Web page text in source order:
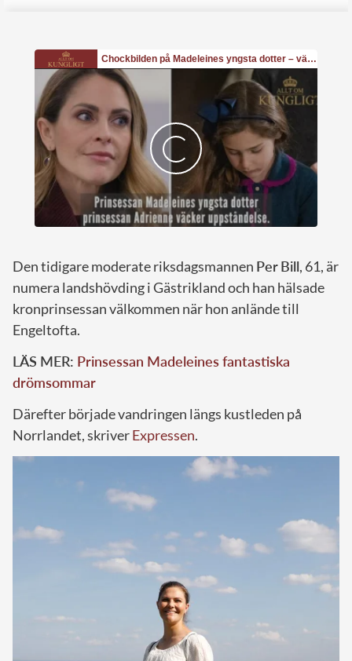
Den tidigare moderate riksdagsmannen PerBill, 61, är
numera landshövding i Gästrikland och han hälsade
kronprinsessan välkommen när hon anlände till
Engeltofta.
LÄS MER: Prinsessan Madeleines fantastiska
drömsommar
Därefter började vandringen längs kustleden på
Norrlandet, skriverExpressen.